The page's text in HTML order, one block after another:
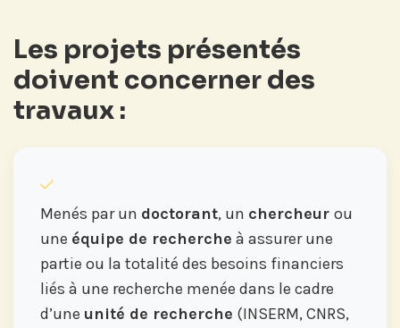
Les projets présentés
doivent concerner des
travaux :
Menés par un doctorant, un chercheur ou
une équipe de recherche à assurer une
partie ou la totalité des besoins financiers
liés à une recherche menée dans le cadre
d’une unité de recherche (INSERM, CNRS,